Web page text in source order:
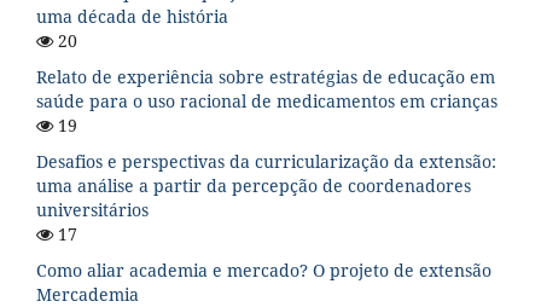
uma década de história
20
Relato de experiência sobre estratégias de educação em
saúde para o uso racional de medicamentos em crianças
19
Desafios e perspectivas da curricularização da extensão:
uma análise a partir da percepção de coordenadores
universitários
17
Como aliar academia e mercado? O projeto de extensão
Mercademia